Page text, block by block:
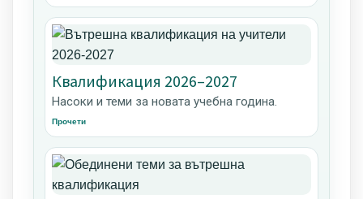
Квалификация 2026–2027
Насоки и теми за новата учебна година.
Прочети